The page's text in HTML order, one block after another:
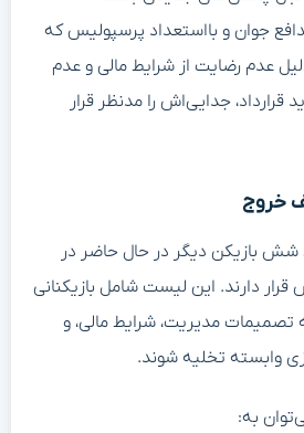
جوان و بااستعداد پرسپولیس که
عدم رضایت از شرایط مالی و عدم
قرارداد، جدایی‌اش را مدنظر قرار
خروج
شش بازیکن دیگر در حال حاضر در
دارند. این لیست شامل بازیکنانی
مدیریت، شرایط مالی، و
وابسته تخلیه شوند.
به: